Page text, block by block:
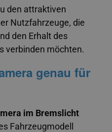
den attraktiven
Nutzfahrzeuge, die
den Erhalt des
verbinden möchten.
genau für
im Bremslicht
Fahrzeugmodell